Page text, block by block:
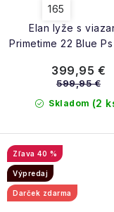
Elan lyže s
Primetime 22 Blue Ps
165
Skladom (2
399,95 €
599,95 €
40 %
Výpredaj
Darček zdarma